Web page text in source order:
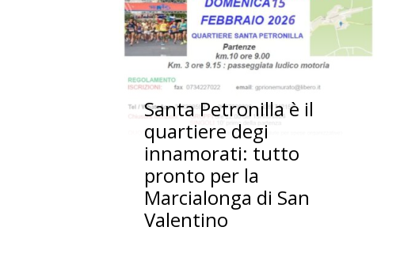
Santa Petronilla è il
quartiere degi
innamorati: tutto
pronto per la
Marcialonga di San
Valentino